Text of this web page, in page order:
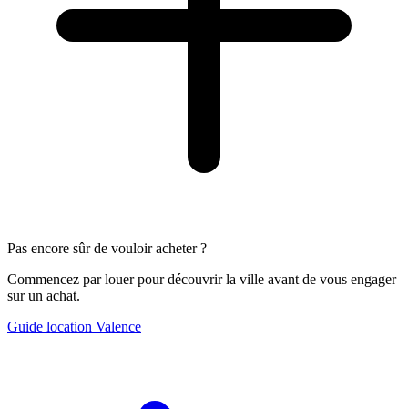
Pas encore sûr de vouloir acheter ?
Commencez par louer pour découvrir la ville avant de vous engager
sur un achat.
Guide location Valence